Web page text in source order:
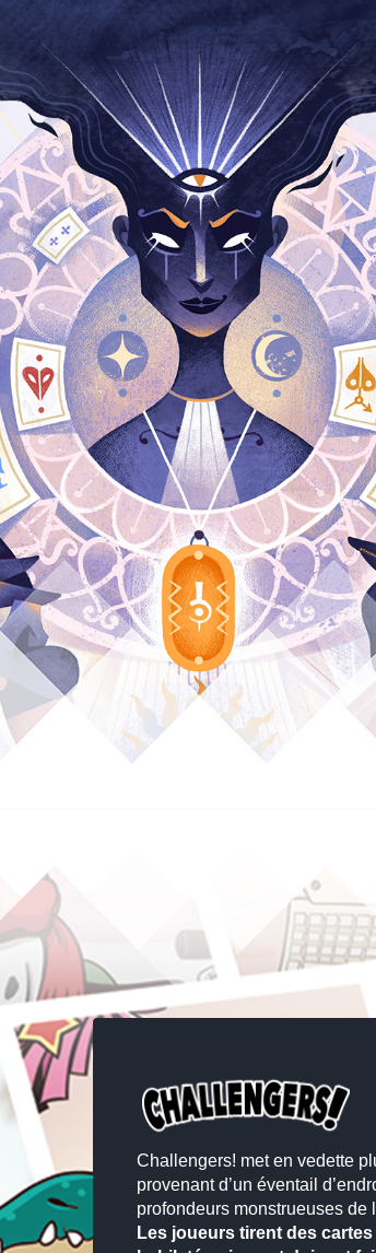
Challengers! met en vedette
provenant d’un éventail
profondeurs monstrueuses
Les joueurs tirent des